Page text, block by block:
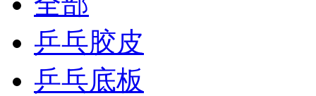
乒乓胶皮
乒乓底板